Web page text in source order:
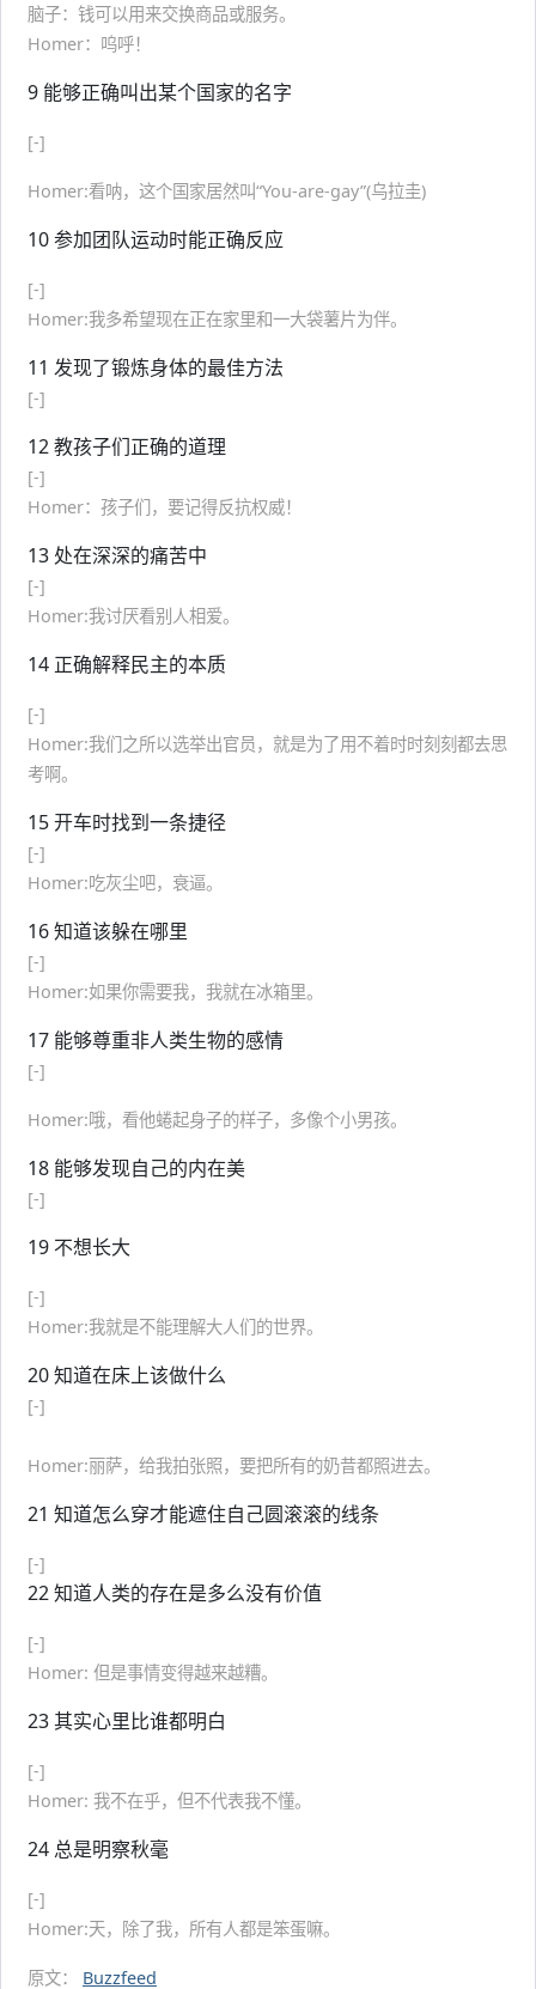
脑子：钱可以用来交换商品或服务。
Homer：呜呼！
9 能够正确叫出某个国家的名字
[-]
Homer:看呐，这个国家居然叫“You-are-gay”(乌拉圭)
10 参加团队运动时能正确反应
[-]
Homer:我多希望现在正在家里和一大袋薯片为伴。
11 发现了锻炼身体的最佳方法
[-]
12 教孩子们正确的道理
[-]
Homer：孩子们，要记得反抗权威！
13 处在深深的痛苦中
[-]
Homer:我讨厌看别人相爱。
14 正确解释民主的本质
[-]
Homer:我们之所以选举出官员，就是为了用不着时时刻刻都去思
考啊。
15 开车时找到一条捷径
[-]
Homer:吃灰尘吧，衰逼。
16 知道该躲在哪里
[-]
Homer:如果你需要我，我就在冰箱里。
17 能够尊重非人类生物的感情
[-]
Homer:哦，看他蜷起身子的样子，多像个小男孩。
18 能够发现自己的内在美
[-]
19 不想长大
[-]
Homer:我就是不能理解大人们的世界。
20 知道在床上该做什么
[-]
Homer:丽萨，给我拍张照，要把所有的奶昔都照进去。
21 知道怎么穿才能遮住自己圆滚滚的线条
[-]
22 知道人类的存在是多么没有价值
[-]
Homer: 但是事情变得越来越糟。
23 其实心里比谁都明白
[-]
Homer: 我不在乎，但不代表我不懂。
24 总是明察秋毫
[-]
Homer:天，除了我，所有人都是笨蛋嘛。
原文： Buzzfeed